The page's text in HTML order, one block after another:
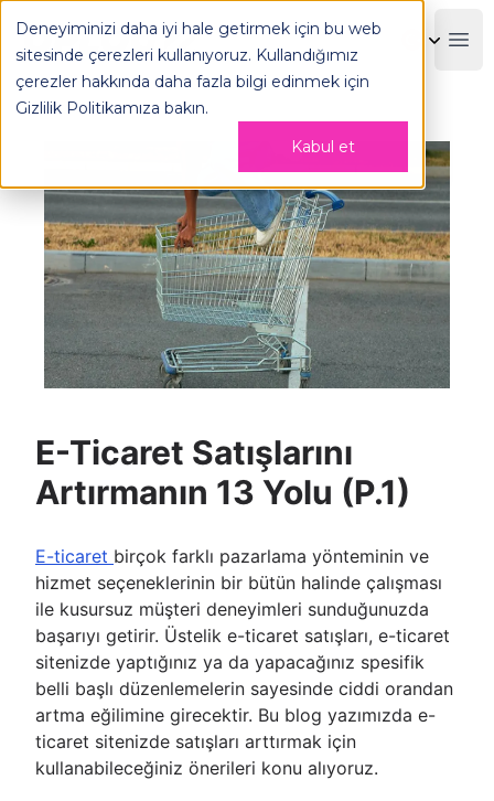
Deneyiminizi daha iyi hale getirmek için bu web
sitesinde çerezleri kullanıyoruz. Kullandığımız
çerezler hakkında daha fazla bilgi edinmek için
Gizlilik Politikamıza bakın.
Kabul et
OPLOG
E-Ticaret Satışlarını
Artırmanın 13 Yolu (P.1)
E-ticaret birçok farklı pazarlama yönteminin ve
hizmet seçeneklerinin bir bütün halinde çalışması
ile kusursuz müşteri deneyimleri sunduğunuzda
başarıyı getirir. Üstelik e-ticaret satışları, e-ticaret
sitenizde yaptığınız ya da yapacağınız spesifik
belli başlı düzenlemelerin sayesinde ciddi orandan
artma eğilimine girecektir. Bu blog yazımızda e-
ticaret sitenizde satışları arttırmak için
kullanabileceğiniz önerileri konu alıyoruz.